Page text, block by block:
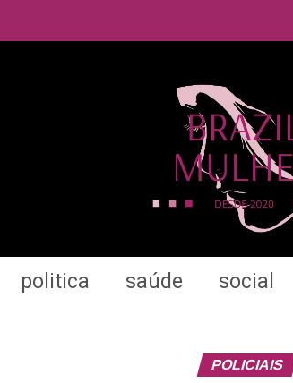
politica saúde social
POLICIAIS